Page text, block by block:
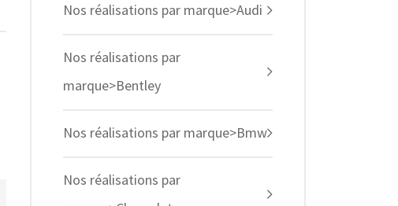
Nos réalisations par marque>Audi
Nos réalisations par
marque>Bentley
Nos réalisations par marque>Bmw
Nos réalisations par